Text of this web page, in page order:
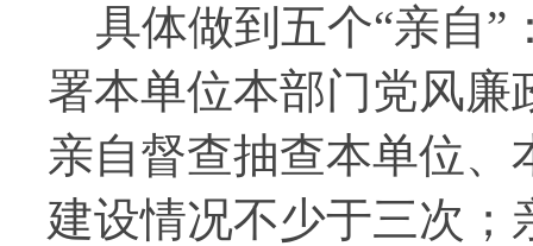
具体做到五个“亲自”
署本单位本部门党风廉
亲自督查抽查本单位
建设情况不少于三次；